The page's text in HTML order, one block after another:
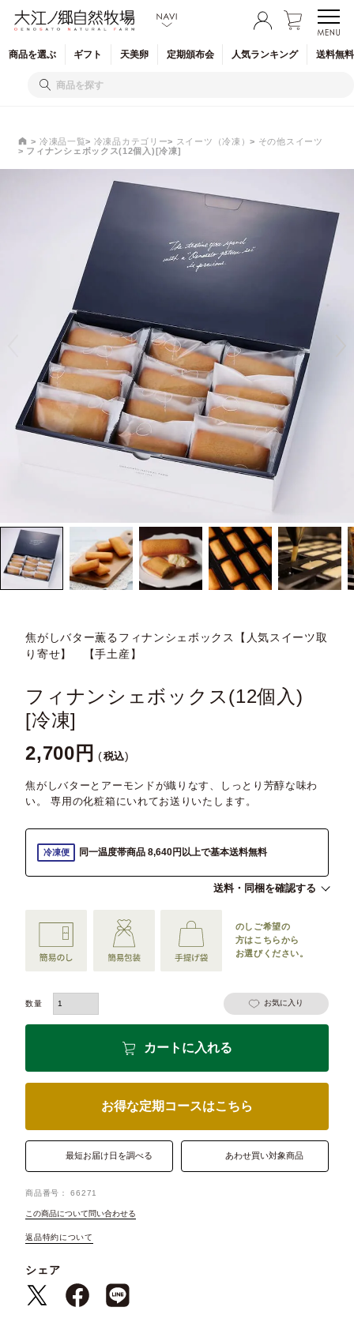
商品を選ぶ ギフト 天美卵 定期頒布会 人気ランキング 送料無
冷凍品一覧 冷凍品カテゴリー スイーツ（冷凍）
その他スイーツ
フィナンシェボックス(12個入)[冷凍]
焦がしバター薫るフィナンシェボックス【人気スイーツ取
り寄せ】 【手土産】
フィナンシェボックス(12個入)
[冷凍]
2,700 税込
焦がしバターとアーモンドが織りなす、しっとり芳醇な味わ
い。 専用の化粧箱にいれてお送りいたします。
冷凍便 同一温度帯商品 8,640円以上で基本送料無料
送料・同梱を確認する
のしご希望の
方はこちらから
お選びください。
お気に入り
カートに入れる
お得な定期コースはこちら
最短お届け日を調べる あわせ買い対象商品
商品番号 66271
この商品について問い合わせる
返品特約について
シェア